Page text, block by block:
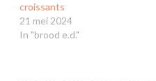
croissants
21 mei 2024
In "brood e.d."